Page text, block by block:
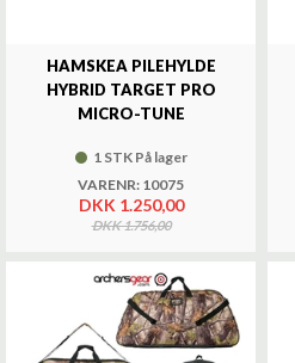
HAMSKEA PILEHYLDE
HYBRID TARGET PRO
MICRO-TUNE
1 STK På lager
VARENR: 10075
DKK 1.250,00
DKK 1.756,00